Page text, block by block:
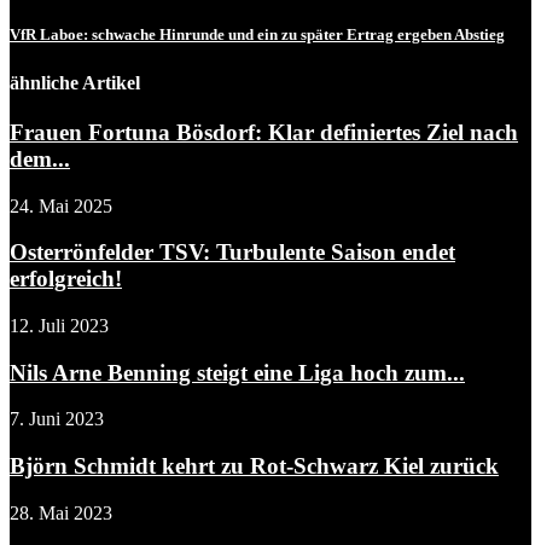
VfR Laboe: schwache Hinrunde und ein zu später Ertrag ergeben Abstieg
ähnliche Artikel
Frauen Fortuna Bösdorf: Klar definiertes Ziel nach
dem...
24. Mai 2025
Osterrönfelder TSV: Turbulente Saison endet
erfolgreich!
12. Juli 2023
Nils Arne Benning steigt eine Liga hoch zum...
7. Juni 2023
Björn Schmidt kehrt zu Rot-Schwarz Kiel zurück
28. Mai 2023